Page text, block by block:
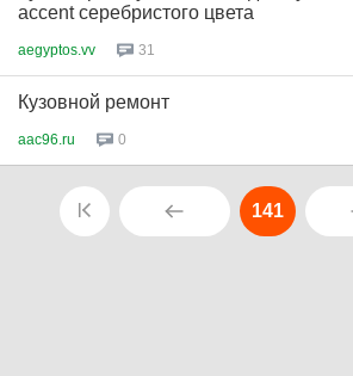
accent серебристого цвета
aegyptos.vv 31
Кузовной ремонт
aac96.ru 0
141